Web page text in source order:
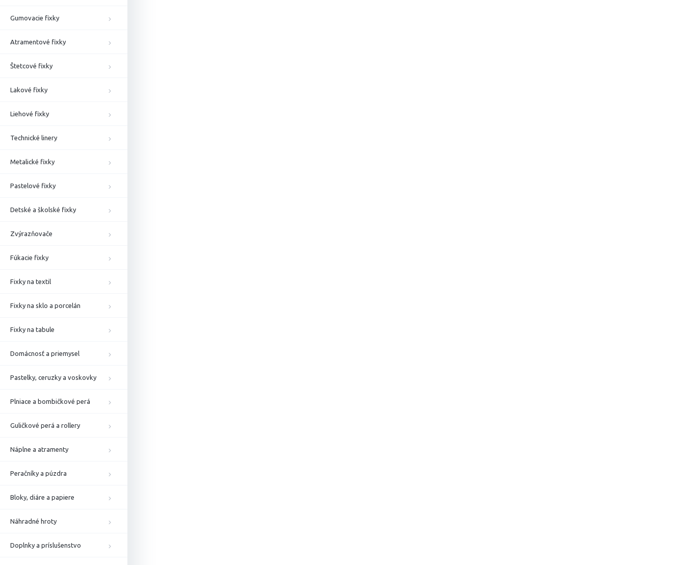
Gumovacie fixky
Atramentové fixky
Štetcové fixky
Lakové fixky
Liehové fixky
Technické linery
Metalické fixky
Pastelové fixky
Detské a školské fixky
Zvýrazňovače
Fúkacie fixky
Fixky na textil
Fixky na sklo a porcelán
Fixky na tabule
Domácnosť a priemysel
Pastelky, ceruzky a voskovky
Plniace a bombičkové perá
Guličkové perá a rollery
Náplne a atramenty
Peračníky a púzdra
Bloky, diáre a papiere
Náhradné hroty
Doplnky a príslušenstvo